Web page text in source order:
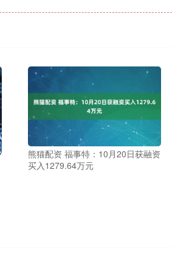
熊猫配资 福事特：10月20日获融资
买入1279.64万元